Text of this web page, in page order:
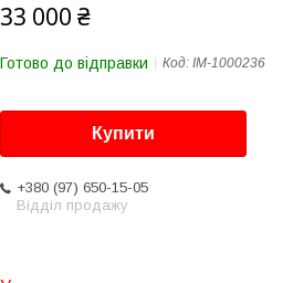
33 000 ₴
Готово до відправки Код: IM-1000236
Купити
+380 (97) 650-15-05
Відділ продажу